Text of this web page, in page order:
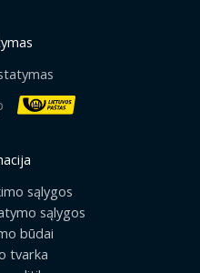
sąlygos
sąlygos
būdai
tvarka